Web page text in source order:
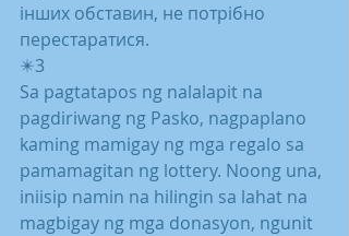
інших обставин, не потрібно
перестаратися.
✴️3
Sa pagtatapos ng nalalapit na
pagdiriwang ng Pasko, nagpaplano
kaming mamigay ng mga regalo sa
pamamagitan ng lottery. Noong una,
iniisip namin na hilingin sa lahat na
magbigay ng mga donasyon, ngunit